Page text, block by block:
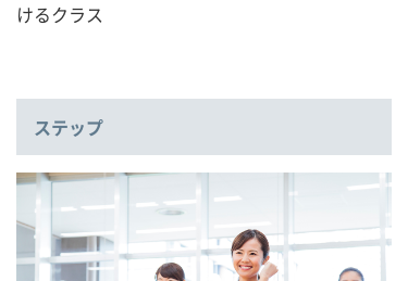
けるクラス
ステップ